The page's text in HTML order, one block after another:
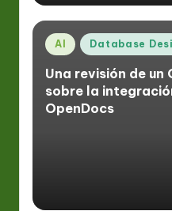
Publicado
en
AI Database
Una revisión de
sobre la
OpenDocs